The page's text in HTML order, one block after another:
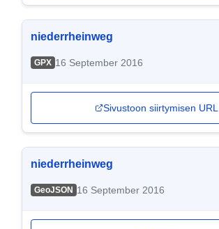
niederrheinweg
GPX 16 September 2016
Sivustoon siirtymisen URL
niederrheinweg
GeoJSON 16 September 2016